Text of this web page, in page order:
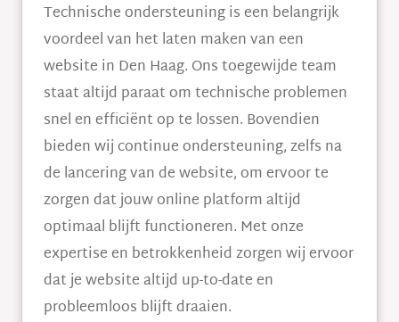
Technische ondersteuning is een belangrijk
voordeel van het laten maken van een
website in Den Haag. Ons toegewijde team
staat altijd paraat om technische problemen
snel en efficiënt op te lossen. Bovendien
bieden wij continue ondersteuning, zelfs na
de lancering van de website, om ervoor te
zorgen dat jouw online platform altijd
optimaal blijft functioneren. Met onze
expertise en betrokkenheid zorgen wij ervoor
dat je website altijd up-to-date en
probleemloos blijft draaien.